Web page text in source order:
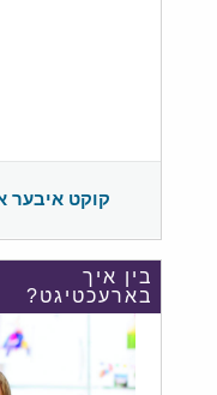
קוקט איבער
בין איך
בארעכטיגט?